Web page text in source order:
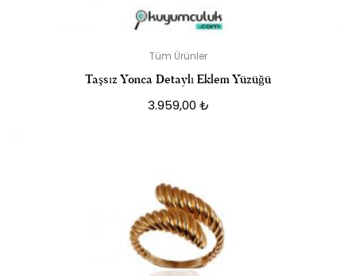
Tüm Ürünler
Taşsız Yonca Detaylı Eklem Yüzüğü
3.959,00 ₺